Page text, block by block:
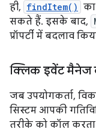
ही, findItem()
सकते हैं. इसके बाद,
प्रॉपर्टी में बदलाव
क्लिक इवेंट मैनेज
जब उपयोगकर्ता,
सिस्टम आपकी
तरीके को कॉल